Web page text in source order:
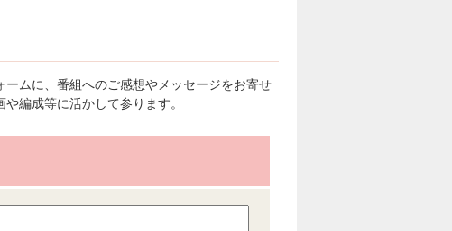
ムに、番組へのご感想やメッセージをお寄せ
編成等に活かして参ります。